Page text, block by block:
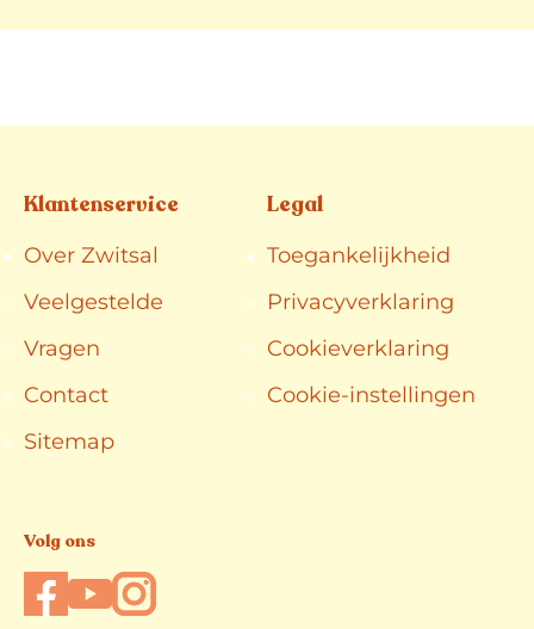
Klantenservice
Over Zwitsal
Veelgestelde
Vragen
Contact
Sitemap
Legal
Toegankelijkheid
Privacyverklaring
Cookieverklaring
Cookie-instellingen
Volg ons